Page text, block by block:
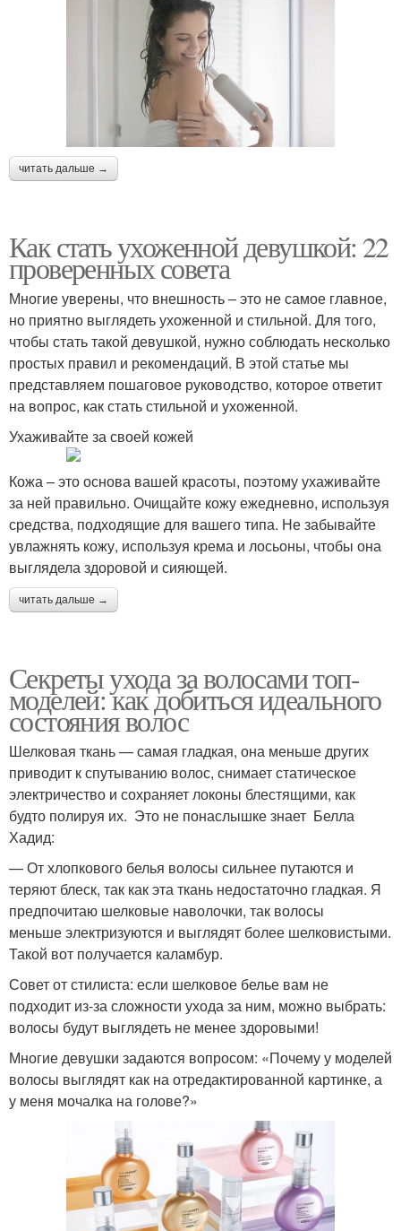
читать дальше →
Как стать ухоженной девушкой: 22
проверенных совета
Многие уверены, что внешность – это не самое главное,
но приятно выглядеть ухоженной и стильной. Для того,
чтобы стать такой девушкой, нужно соблюдать несколько
простых правил и рекомендаций. В этой статье мы
представляем пошаговое руководство, которое ответит
на вопрос, как стать стильной и ухоженной.
Ухаживайте за своей кожей
Кожа – это основа вашей красоты, поэтому ухаживайте
за ней правильно. Очищайте кожу ежедневно, используя
средства, подходящие для вашего типа. Не забывайте
увлажнять кожу, используя крема и лосьоны, чтобы она
выглядела здоровой и сияющей.
читать дальше →
Секреты ухода за волосами топ-
моделей: как добиться идеального
состояния волос
Шелковая ткань — самая гладкая, она меньше других
приводит к спутыванию волос, снимает статическое
электричество и сохраняет локоны блестящими, как
будто полируя их. Это не понаслышке знает Белла
Хадид:
— От хлопкового белья волосы сильнее путаются и
теряют блеск, так как эта ткань недостаточно гладкая. Я
предпочитаю шелковые наволочки, так волосы
меньше электризуются и выглядят более шелковистыми.
Такой вот получается каламбур.
Совет от стилиста: если шелковое белье вам не
подходит из-за сложности ухода за ним, можно выбрать:
волосы будут выглядеть не менее здоровыми!
Многие девушки задаются вопросом: «Почему у моделей
волосы выглядят как на отредактированной картинке, а
у меня мочалка на голове?»